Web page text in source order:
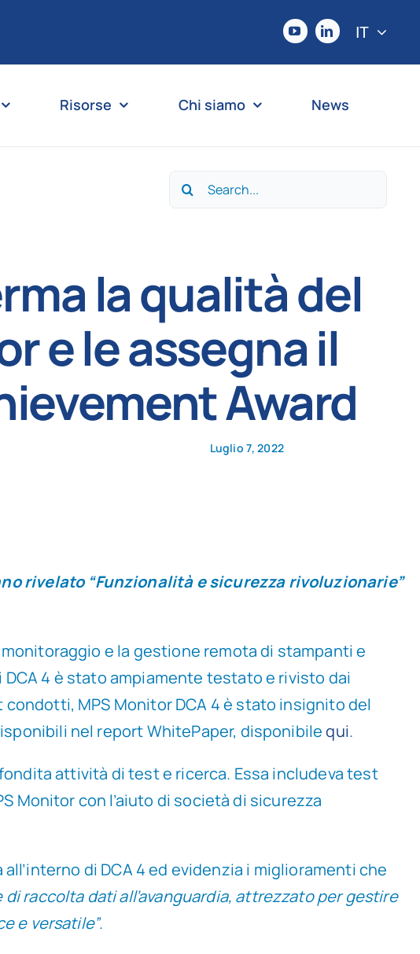
IT
Risorse Chi siamo News
Search
la qualità del
e le assegna il
Award
Luglio 7, 2022
rivelato “Funzionalità e sicurezza rivoluzionarie”
e la gestione remota di stampanti e
4 è stato ampiamente testato e rivisto dai
MPS Monitor DCA 4 è stato insignito del
nel report WhitePaper, disponibilequi.
attività di test e ricerca. Essa includeva test
Monitor con l’aiuto di società di sicurezza
di DCA 4 ed evidenzia i miglioramenti che
di raccolta dati all’avanguardia, attrezzato per gestire
e versatile”.